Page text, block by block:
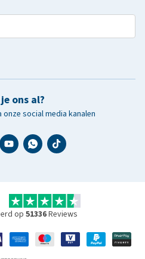
ons al?
social media kanalen
op 51336Reviews